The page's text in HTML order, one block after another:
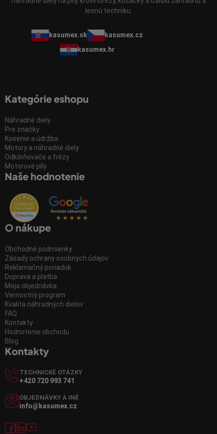
lesnú techniku.
kasumex.sk
kasumex.cz
kasumex.hr
Kategórie eshopu
Náhradné diely
Pre značky
Kosenie a údržba
Motory a náhradné diely
Odkôrňovače a frézy
Motorové píly
Naše hodnotenie
O nákupe
Obchodné podmienky
Zásady ochrany osobných údajov
Reklamačný poriadok
Doprava a platba
Moja objednávka
Vernostný program
Kvalita náhradných dielov
FAQ
Kontakty
Hodnotenie obchodu
Blog
Kontakty
TECHNICKÉ OTÁZKY
+420 720 993 741
OBJEDNÁVKY A INÉ
info@kasumex.cz